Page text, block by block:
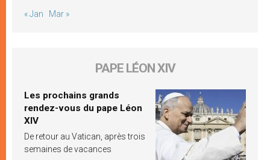
« Jan Mar »
PAPE LÉON XIV
Les prochains grands
rendez-vous du pape Léon
XIV
De retour au Vatican, après trois
semaines de vacances